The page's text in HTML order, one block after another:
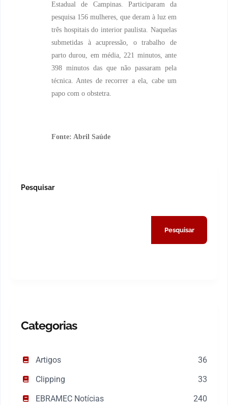
Estadual de Campinas. Participaram da
pesquisa 156 mulheres, que deram à luz em
três hospitais do interior paulista. Naquelas
submetidas àacupressão, o trabalho de
parto durou, em média, 221 minutos, ante
398 minutos das que não passaram pela
técnica. Antes de recorrer a ela, cabe um
papo com o obstetra.
Fonte: Abril Saúde
Pesquisar
Pesquisar
Categorias
Artigos
36
Clipping
33
EBRAMEC Notícias
240